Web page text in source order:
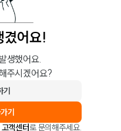
겼어요!
생했어요.
주시겠어요?
기
기
고객센터로 문의해주세요.